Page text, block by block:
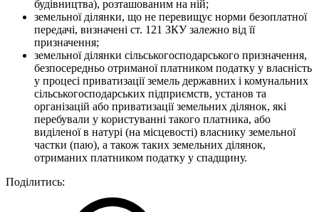
будівництва), розташованим на ній;
земельної ділянки, що не перевищує норми безоплатної
передачі, визначені ст. 121 ЗКУ залежно від її
призначення;
земельної ділянки сільськогосподарського призначення,
безпосередньо отриманої платником податку у власність
у процесі приватизації земель державних і комунальних
сільськогосподарських підприємств, установ та
організацій або приватизації земельних ділянок, які
перебували у користуванні такого платника, або
виділеної в натурі (на місцевості) власнику земельної
частки (паю), а також таких земельних ділянок,
отриманих платником податку у спадщину.
Поділитись: